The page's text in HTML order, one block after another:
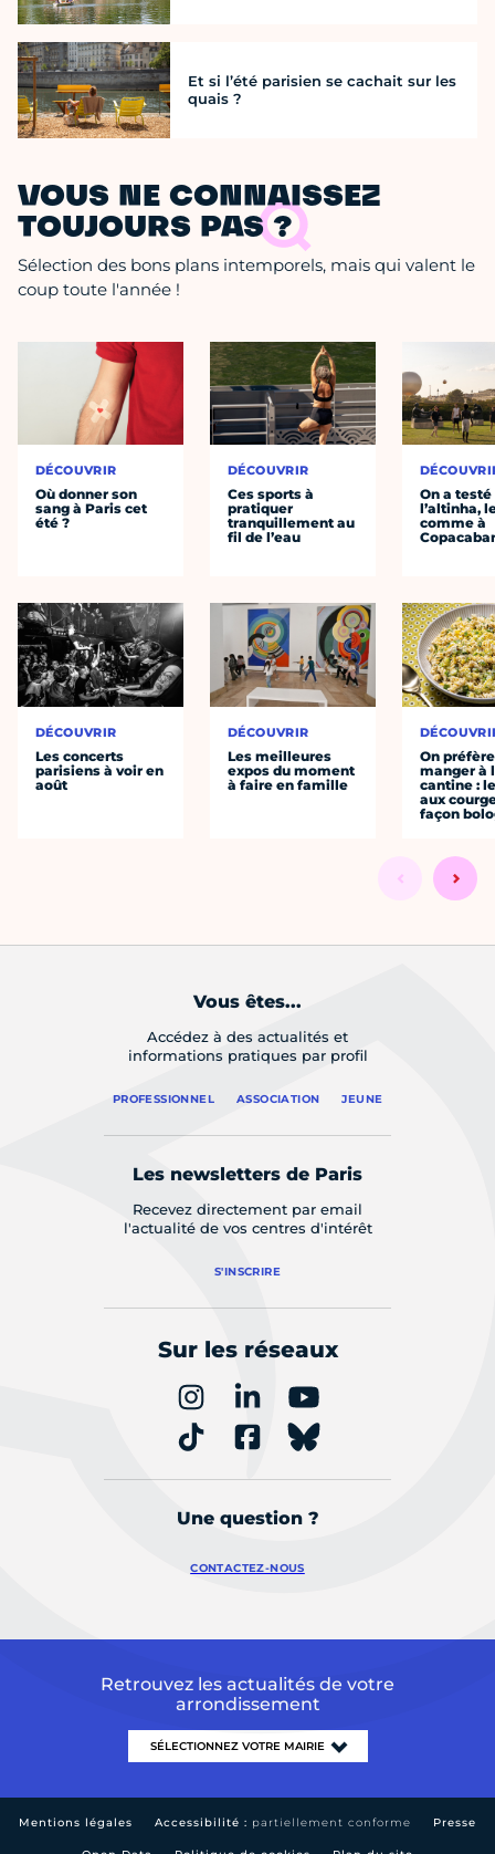
Et si l’été parisien se cachait sur les
quais ?
VOUS NE CONNAISSEZ
TOUJOURS PAS ?
Sélection des bons plans intemporels, mais qui valent le
coup toute l'année !
DÉCOUVRIR
Où donner son
sang à Paris cet
été ?
DÉCOUVRIR
Les concerts
parisiens à voir en
août
DÉCOUVRIR
Ces sports à
pratiquer
tranquillement au
fil de l’eau
DÉCOUVRIR
Les meilleures
expos du moment
à faire en famille
On a testé
l’altinha,
comme à
On préfère
manger à
cantine :
aux
façon
Vous êtes...
Accédez à des actualités et
informations pratiques par profil
PROFESSIONNEL ASSOCIATION JEUNE
Les newsletters de Paris
Recevez directement par email
l'actualité de vos centres d'intérêt
S'INSCRIRE
Sur les réseaux
Une question ?
CONTACTEZ-NOUS
Retrouvez les actualités de votre
arrondissement
Mentions légales Accessibilité : partiellement conforme Presse